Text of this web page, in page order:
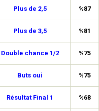
Plus de 2,5 %87
Plus de 3,5 %81
Double chance 1/2 %75
Buts oui %75
Résultat Final 1 %68